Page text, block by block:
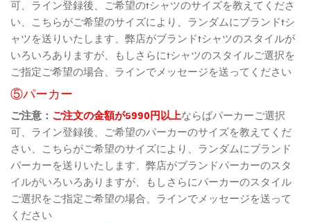
可、ライン登録後、ご希望のtシャツのサイズを教えてくださ
い、こちらがご希望のサイズにより、ランダムにブランドtシ
ャツを送りいたします、弊店がブランドtシャツのスタイルが
いろいろありますが、もしさらにtシャツのスタイルご選択を
ご指定ご希望の場合、ラインでメッセージを送ってください
⑤パーカー
ご注意： ご注文の金額が5990円以上ならばパーカーご選択
可、ライン登録後、ご希望のパーカーのサイズを教えてくだ
さい、こちらがご希望のサイズにより、ランダムにブランド
パーカーを送りいたします、弊店がブランドパーカーのスタ
イルがいろいろありますが、もしさらにパーカーのスタイル
ご選択をご指定ご希望の場合、ラインでメッセージを送って
ください